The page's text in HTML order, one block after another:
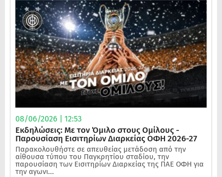
08/06/2026 | 12:53
Εκδηλώσεις: Με τον Όμιλο στους Ομίλους -
Παρουσίαση Εισιτηρίων Διαρκείας ΟΦΗ 2026-27
Παρακολουθήστε σε απευθείας μετάδοση από την
αίθουσα τύπου του Παγκρητίου σταδίου, την
παρουσίαση των Εισιτηρίων Διαρκείας της ΠΑΕ ΟΦΗ για
την αγωνι...